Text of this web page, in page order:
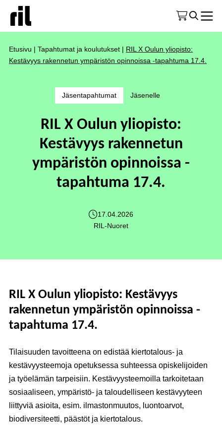
Etusivu | Tapahtumat ja koulutukset | RIL X Oulun yliopisto:
Kestävyys rakennetun ympäristön opinnoissa -tapahtuma 17.4.
Jäsentapahtumat Jäsenelle
RIL X Oulun yliopisto:
Kestävyys rakennetun
ympäristön opinnoissa -
tapahtuma 17.4.
17.04.2026
RIL-Nuoret
RIL X Oulun yliopisto: Kestävyys
rakennetun ympäristön opinnoissa -
tapahtuma 17.4.
Tilaisuuden tavoitteena on edistää kiertotalous- ja
kestävyysteemoja opetuksessa suhteessa opiskelijoiden
ja työelämän tarpeisiin. Kestävyysteemoilla tarkoitetaan
sosiaaliseen, ympäristö- ja taloudelliseen kestävyyteen
liittyviä asioita, esim. ilmastonmuutos, luontoarvot,
biodiversiteetti, päästöt ja kiertotalous.